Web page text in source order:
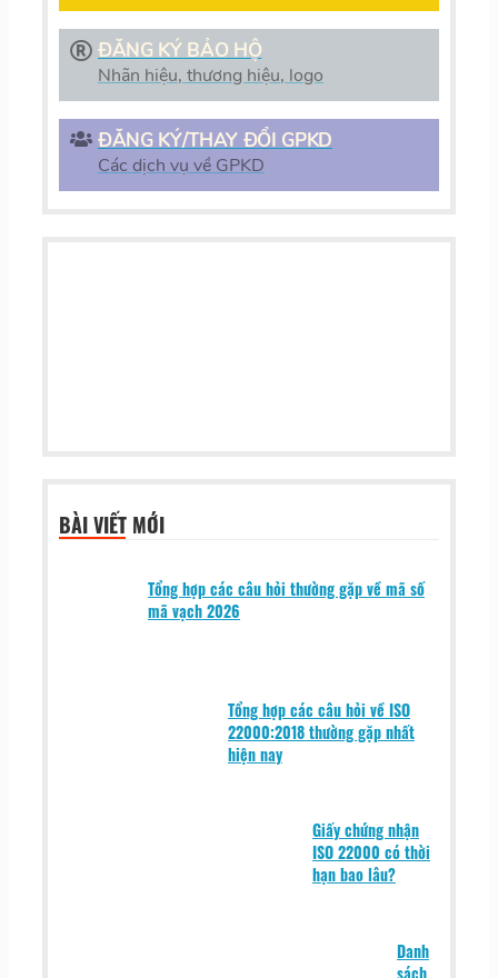
ĐĂNG KÝ BẢO HỘ
Nhãn hiệu, thương hiệu, logo
ĐĂNG KÝ/THAY ĐỔI GPKD
Các dịch vụ về GPKD
BÀI VIẾT MỚI
Tổng hợp các câu hỏi thường gặp về mã số
mã vạch 2026
Tổng hợp các câu hỏi về ISO
22000:2018 thường gặp nhất
hiện nay
Giấy chứng nhận
ISO 22000 có thời
hạn bao lâu?
Danh
sách